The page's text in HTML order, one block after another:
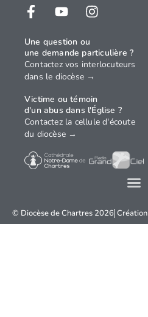
© Diocèse de Chartres 2026 Création
Une question ou
une demande particulière ?
Contactez vos interlocuteurs
dans le diocèse →
Victime ou témoin
d'un abus dans l'Église ?
Contactez la cellule d'écoute
du diocèse →